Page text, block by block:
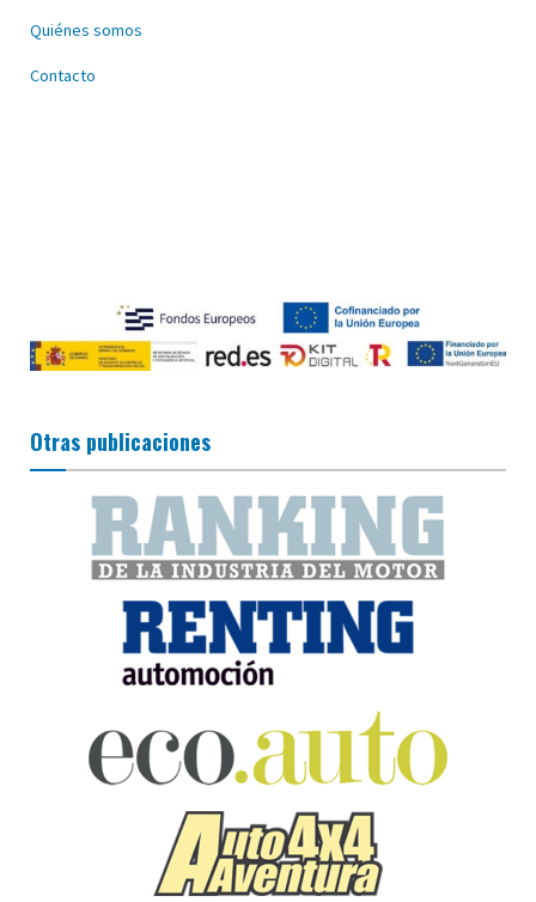
Quiénes somos
Contacto
Otras publicaciones